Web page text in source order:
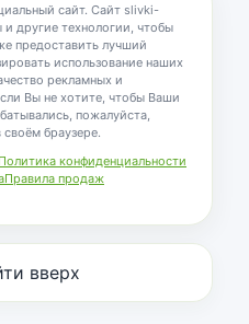
сайт. Сайт slivki-
другие технологии, чтобы
предоставить лучший
использование наших
рекламных и
Вы не хотите, чтобы Ваши
пожалуйста,
своём браузере.
Политика конфиденциальности
Правила продаж
вверх